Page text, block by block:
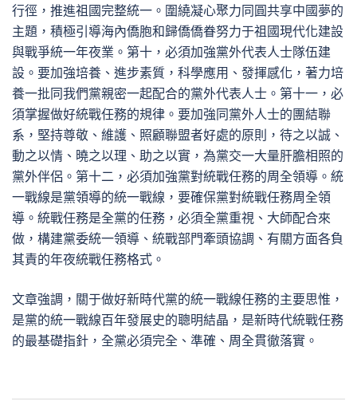
行徑，推進祖國完整統一。圍繞凝心聚力同圓共享中國夢的
主題，積極引導海內僑胞和歸僑僑眷努力于祖國現代化建設
與戰爭統一年夜業。第十，必須加強黨外代表人士隊伍建
設。要加強培養、進步素質，科學應用、發揮感化，著力培
養一批同我們黨親密一起配合的黨外代表人士。第十一，必
須掌握做好統戰任務的規律。要加強同黨外人士的團結聯
系，堅持尊敬、維護、照顧聯盟者好處的原則，待之以誠、
動之以情、曉之以理、助之以實，為黨交一大量肝膽相照的
黨外伴侶。第十二，必須加強黨對統戰任務的周全領導。統
一戰線是黨領導的統一戰線，要確保黨對統戰任務周全領
導。統戰任務是全黨的任務，必須全黨重視、大師配合來
做，構建黨委統一領導、統戰部門牽頭協調、有關方面各負
其責的年夜統戰任務格式。
文章強調，關于做好新時代黨的統一戰線任務的主要思惟，
是黨的統一戰線百年發展史的聰明結晶，是新時代統戰任務
的最基礎指針，全黨必須完全、準確、周全貫徹落實。